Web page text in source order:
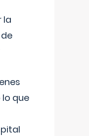
la
que